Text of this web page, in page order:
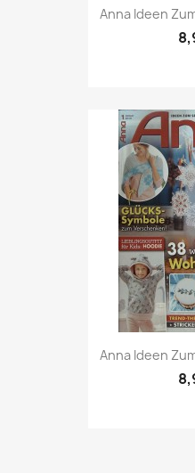

Anna Ideen

Anna Ideen